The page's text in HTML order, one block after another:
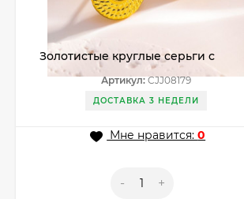
Золотистые круглые серьги с
зеленым камнем CJJ08179
Артикул:CJJ08179
ДОСТАВКА 3 НЕДЕЛИ
Мне нравится:0
- +